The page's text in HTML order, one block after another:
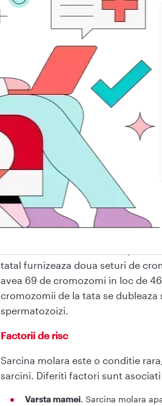
Preeclampsie– o conditie care
de proteine in urina dupa
Chiste ovariene
Anemie
Hipertiroidism
Cauze
Sarcina molara este cauzata de o
mod normal, celulele contin 23
din fiecare pereche este mostenit
sarcina molara completa, toate
doar de la tata. Imediat dupa
eliminati sau inactivati si
tatal furnizeaza doua seturi de
avea 69 de cromozomi in loc de
cromozomii de la tata se
spermatozoizi.
Factorii de risc
Sarcina molara este o conditie
sarcini. Diferiti factori sunt
Varsta mamei. Sarcina molara